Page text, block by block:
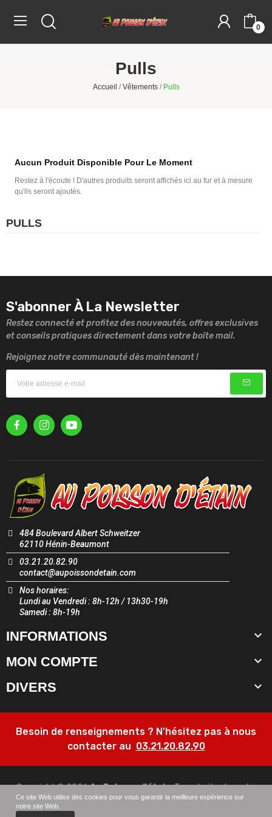
0
Pulls
Accueil Vêtements Pulls
PULLS
Aucun Produit Disponible Pour Le Moment
Restez à l'écoute ! D'autres produits seront affichés ici au fur et à mesure
qu'ils seront ajoutés.
S'abonner À La Newsletter
Restez connecté et profitez des nouveautés, offres exclusives
et conseils pratiques directement dans votre boîte mail.
Rejoignez notre communauté dès maintenant !
484 Boulevard Albert Schweitzer
62110 Hénin-Beaumont
03.21.20.82.90
contact@aupoissondetain.com
Nos horaires:
Lundi au Vendredi : 8h-12h / 13h30-19h
Samedi : 8h-19h
INFORMATIONS 
MON COMPTE 
DIVERS 
Besoin de renseignements ? N'hésitez pas à nous
contacter au 03.21.20.82.90
Copyright © 2026Au Poisson d'étain. Tous droits réservés.
Ce site Web utilise des cookies pour vous garantir la meilleure expérience sur
notre site Web.